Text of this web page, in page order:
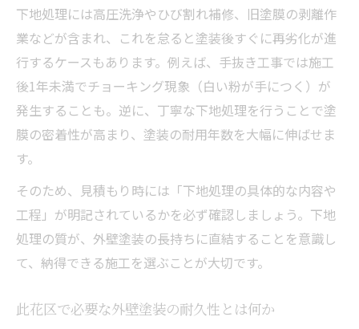
塩害地域に強い外壁塗装の選定ポイント
塩害に強い外壁塗装の見極め方と対策法
外壁塗装で重視したい塩害耐性のポイント
解説
湾岸エリア特有の外壁塗装劣化リスクと対
策
外壁塗装の施工実績で見る塩害への対応力
見積もりが妥当か見極める外壁塗装の知識
外壁塗装の見積もり金額が決まる仕組み解
説
高額な外壁塗装見積もりを冷静に判断する
下地処理には高圧洗浄やひび割れ補修、旧塗膜の剥離作
業などが含まれ、これを怠ると塗装後すぐに再劣化が進
行するケースもあります。例えば、手抜き工事では施工
後1年未満でチョーキング現象（白い粉が手につく）が
発生することも。逆に、丁寧な下地処理を行うことで塗
膜の密着性が高まり、塗装の耐用年数を大幅に伸ばせま
す。
そのため、見積もり時には「下地処理の具体的な内容や
工程」が明記されているかを必ず確認しましょう。下地
処理の質が、外壁塗装の長持ちに直結することを意識し
て、納得できる施工を選ぶことが大切です。
此花区で必要な外壁塗装の耐久性とは何か